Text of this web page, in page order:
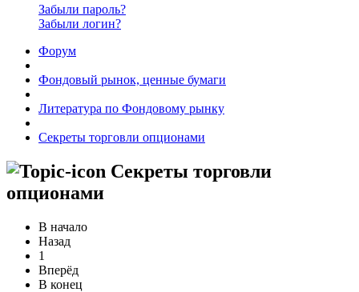
Забыли пароль?
Забыли логин?
Форум
Фондовый рынок, ценные бумаги
Литература по Фондовому рынку
Секреты торговли опционами
Секреты торговли
опционами
В начало
Назад
1
Вперёд
В конец